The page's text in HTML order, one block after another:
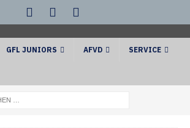
GFL JUNIORS AFVD SERVICE